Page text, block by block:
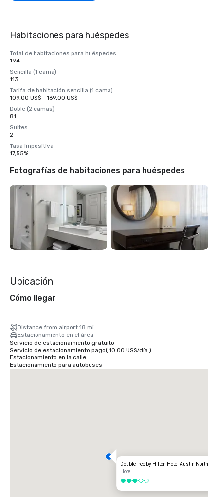
Habitaciones para huéspedes
Total de habitaciones para huéspedes
194
Sencilla (1 cama)
113
Tarifa de habitación sencilla (1 cama)
109,00 US$ - 169,00 US$
Doble (2 camas)
81
Suites
2
Tasa impositiva
17,55%
Fotografías de habitaciones para huéspedes
Ubicación
Cómo llegar
Distance from airport 18 mi
Estacionamiento en el área
Servicio de estacionamiento gratuito
Servicio de estacionamiento pago( 10,00 US$/día )
Estacionamiento en la calle
Estacionamiento para autobuses
DoubleTree by Hilton Hotel Austin
Hotel
3 de 5